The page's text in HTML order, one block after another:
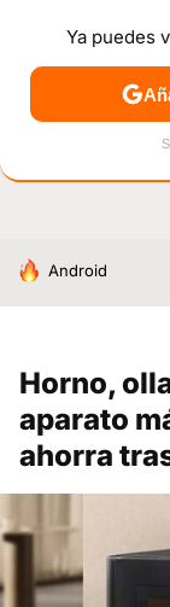
NOTICIAS
HOY SE HABLA
Android
Horno,
aparato
ahorra
Ya puedes